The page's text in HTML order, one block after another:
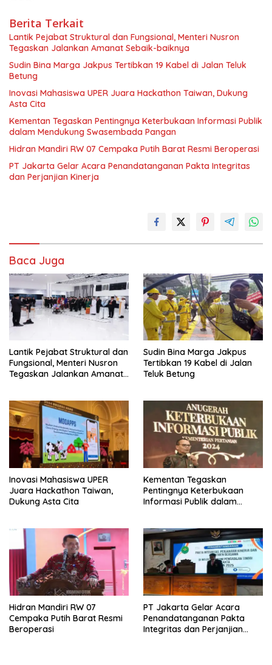
Berita Terkait
Lantik Pejabat Struktural dan Fungsional, Menteri Nusron
Tegaskan Jalankan Amanat Sebaik-baiknya
Sudin Bina Marga Jakpus Tertibkan 19 Kabel di Jalan Teluk
Betung
Inovasi Mahasiswa UPER Juara Hackathon Taiwan, Dukung
Asta Cita
Kementan Tegaskan Pentingnya Keterbukaan Informasi Publik
dalam Mendukung Swasembada Pangan
Hidran Mandiri RW 07 Cempaka Putih Barat Resmi Beroperasi
PT Jakarta Gelar Acara Penandatanganan Pakta Integritas
dan Perjanjian Kinerja
Baca Juga
Lantik Pejabat Struktural dan
Fungsional, Menteri Nusron
Tegaskan Jalankan Amanat
Sudin Bina Marga Jakpus
Tertibkan 19 Kabel di Jalan
Teluk Betung
Inovasi Mahasiswa UPER
Juara Hackathon Taiwan,
Dukung Asta Cita
Kementan Tegaskan
Pentingnya Keterbukaan
Informasi Publik dalam
Hidran Mandiri RW 07
Cempaka Putih Barat Resmi
Beroperasi
PT Jakarta Gelar Acara
Penandatanganan Pakta
Integritas dan Perjanjian